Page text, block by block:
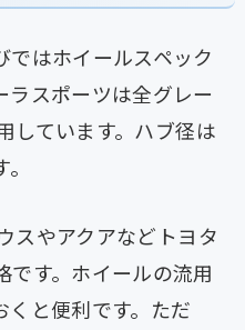
ではホイールスペック
ラスポーツは全グレー
しています。ハブ径は
スやアクアなどトヨタ
です。ホイールの流用
くと便利です。ただ